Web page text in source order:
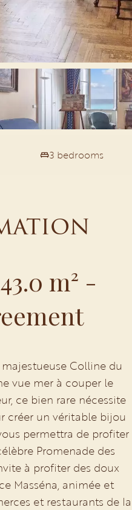
3 bedrooms
m² -
Colline du
vue mer à couper le
ce bien rare nécessite
créer un véritable bijou
permettra de profiter
Promenade des
à profiter des doux
Masséna, animée et
et restaurants de la